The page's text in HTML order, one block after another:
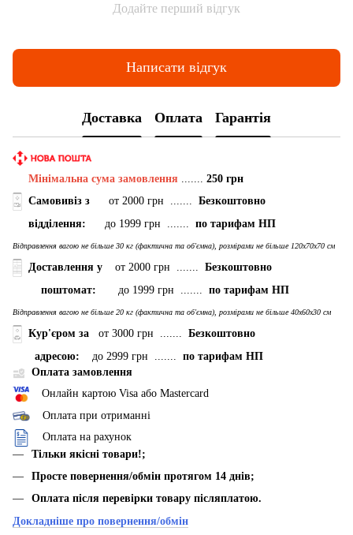
Додайте перший відгук
Написати відгук
Доставка Оплата Гарантія
Мінімальна сума замовлення ....... 250 грн
Самовивіз з
от 2000 грн ....... Безкоштовно
відділення: до 1999 грн ....... по тарифам НП
Відправлення вагою не більше 30 кг (фактична та об'ємна), розмірами не більше 120х70х70 см
Доставлення у от 2000 грн ....... Безкоштовно
поштомат: до 1999 грн ....... по тарифам НП
Відправлення вагою не більше 20 кг (фактична та об'ємна), розмірами не більше 40х60х30 см
Кур'єром за от 3000 грн ....... Безкоштовно
адресою: до 2999 грн ....... по тарифам НП
Оплата замовлення
Онлайн картою Visa або Mastercard
Оплата при отриманні
Оплата на рахунок
Тільки якісні товари!;
Просте повернення/обмін протягом 14 днів;
Оплата після перевірки товару післяплатою.
Докладніше про повернення/обмін